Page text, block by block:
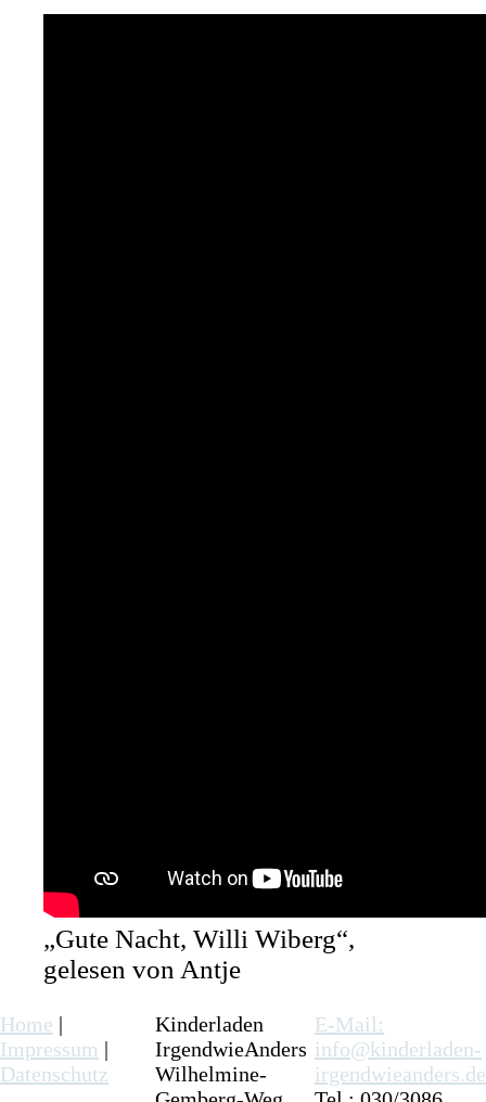
„Gute Nacht, Willi Wiberg“,
gelesen von Antje
Home |
Impressum |
Datenschutz
Kinderladen
IrgendwieAnders
Wilhelmine-
E-Mail:
info@kinderladen-
irgendwieanders.de